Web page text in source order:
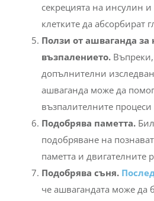
клетките да абсорбират
Ползи от ашваганда
възпалението.
допълнителни
ашваганда може да
възпалителните
Подобрявапаметта.
подобряване на
паметта и двигателните
Подобрява съня.
че ашвагандата може да
природно средство за